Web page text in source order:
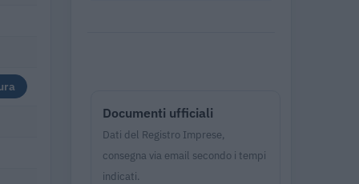
Documenti ufficiali
Dati del Registro Imprese,
consegna via email secondo i tempi
indicati.